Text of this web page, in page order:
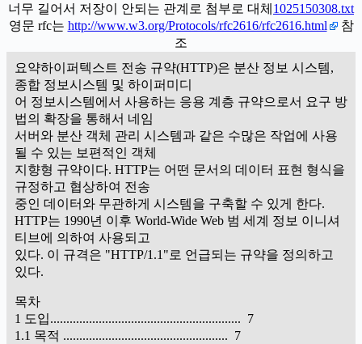
너무 길어서 저장이 안되는 관계로 첨부로 대체 1025150308.txt
영문 rfc는 http://www.w3.org/Protocols/rfc2616/rfc2616.html
참
조
요약하이퍼텍스트 전송 규약(HTTP)은 분산 정보 시스템,
종합 정보시스템 및 하이퍼미디
어 정보시스템에서 사용하는 응용 계층 규약으로서 요구 방
법의 확장을 통해서 네임
서버와 분산 객체 관리 시스템과 같은 수많은 작업에 사용
될 수 있는 보편적인 객체
지향형 규약이다. HTTP는 어떤 문서의 데이터 표현 형식을
규정하고 협상하여 전송
중인 데이터와 무관하게 시스템을 구축할 수 있게 한다.
HTTP는 1990년 이후 World-Wide Web 범 세계 정보 이니셔
티브에 의하여 사용되고
있다. 이 규격은 "HTTP/1.1"로 언급되는 규약을 정의하고
있다.
목차
1 도입........................................................... 7
1.1 목적 ................................................... 7